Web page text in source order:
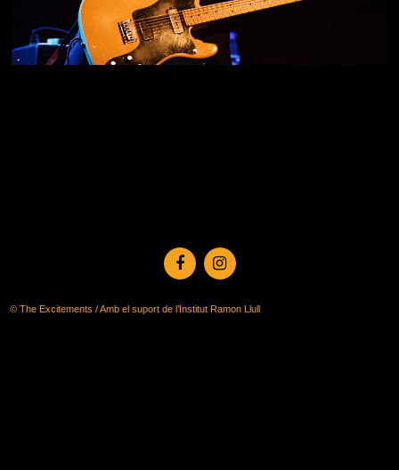
© The Excitements / Amb el suport de l’Institut Ramon Llull